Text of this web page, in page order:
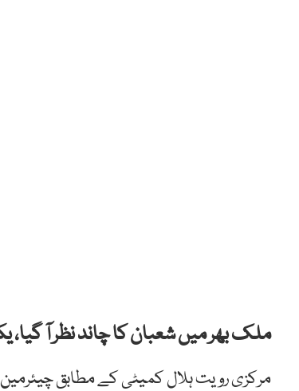
ملک بھر میں شعبان کا چاند نظر آ گیا، یکم شعبان 22 فروری 2023
مرکزی رویت ہلال کمیٹی کے مطابق چیئرمین